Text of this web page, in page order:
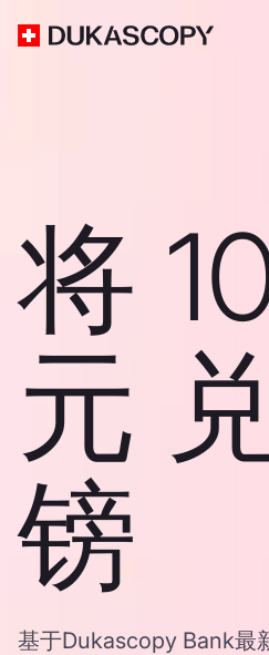
将
元
镑
基于Dukascopy Bank最